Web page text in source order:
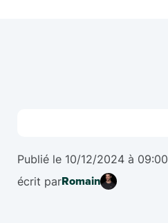
Publié le 10/12/2024 à 09:00
écrit parRomain